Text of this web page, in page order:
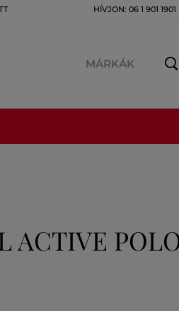
HÍVJON: 06 1 901 1901
MÁRKÁK
ACTIVE